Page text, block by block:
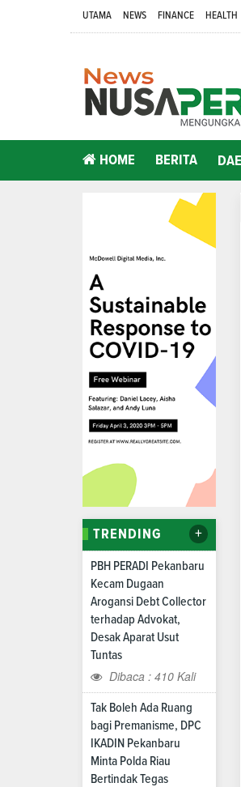
UTAMA NEWS FINANCE HEALTH
HOME BERITA
TRENDING +
PBH PERADI Pekanbaru
Kecam Dugaan
Arogansi Debt Collector
terhadap Advokat,
Desak Aparat Usut
Tuntas
Dibaca : 410 Kali
Tak Boleh Ada Ruang
bagi Premanisme, DPC
IKADIN Pekanbaru
Minta Polda Riau
Bertindak Tegas